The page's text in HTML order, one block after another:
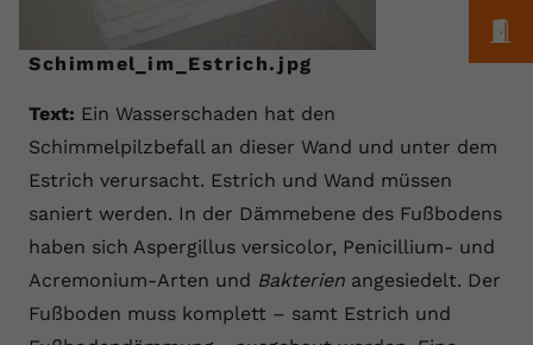
Schimmel_im_Estrich.jpg
Text: Ein Wasserschaden hat den
Schimmelpilzbefall an dieser Wand und unter dem
Estrich verursacht. Estrich und Wand müssen
saniert werden. In der Dämmebene des Fußbodens
haben sich Aspergillus versicolor, Penicillium- und
Acremonium-Arten und Bakterien angesiedelt. Der
Fußboden muss komplett – samt Estrich und